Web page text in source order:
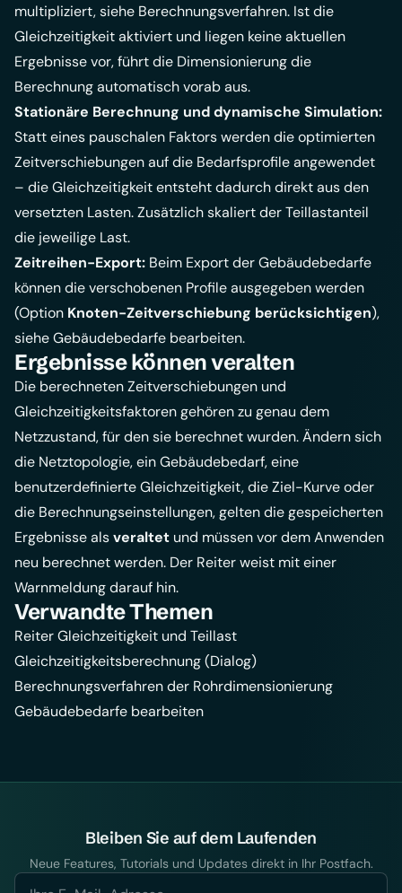
multipliziert, siehe Berechnungsverfahren. Ist die
Gleichzeitigkeit aktiviert und liegen keine aktuellen
Ergebnisse vor, führt die Dimensionierungdie
Berechnung automatisch vorab aus.
Stationäre Berechnung und dynamische Simulation:
Statt eines pauschalen Faktors werden die optimierten
Zeitverschiebungen auf die Bedarfsprofile angewendet
– die Gleichzeitigkeit entsteht dadurch direkt aus den
versetzten Lasten. Zusätzlich skaliert der Teillastanteil
die jeweilige Last.
Zeitreihen-Export: Beim Export der Gebäudebedarfe
können die verschobenen Profile ausgegeben werden
(Option Knoten-Zeitverschiebung berücksichtigen),
sieheGebäudebedarfe bearbeiten.
Ergebnisse können veralten
Die berechneten Zeitverschiebungen und
Gleichzeitigkeitsfaktoren gehören zu genau dem
Netzzustand, für den sie berechnet wurden. Ändern sich
die Netztopologie, ein Gebäudebedarf, eine
benutzerdefinierte Gleichzeitigkeit, die Ziel-Kurve oder
die Berechnungseinstellungen, gelten die gespeicherten
Ergebnisse alsveraltet und müssen vor dem Anwenden
neu berechnet werden. Der Reiter weist mit einer
Warnmeldung darauf hin.
Verwandte Themen
Reiter Gleichzeitigkeit und Teillast
Gleichzeitigkeitsberechnung (Dialog)
Berechnungsverfahren der Rohrdimensionierung
Gebäudebedarfe bearbeiten
Bleiben Sie auf dem Laufenden
Neue Features, Tutorials und Updates direkt in Ihr Postfach.